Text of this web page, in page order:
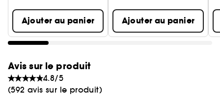
Ajouter au panier Ajouter au panier
Avis sur le produit
4.8/5
(592 avis sur le produit)